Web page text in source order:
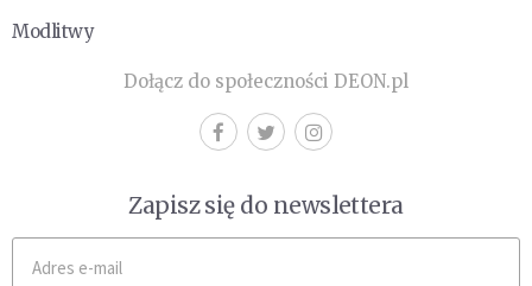
Modlitwy
Dołącz do społeczności DEON.pl
Zapisz się do newslettera